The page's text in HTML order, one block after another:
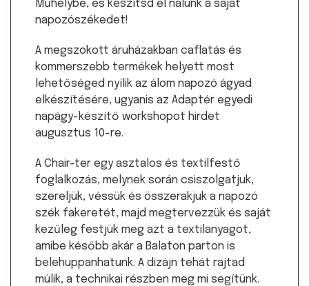
Műhelybe, és készítsd el nálunk a saját
napozószékedet!
A megszokott áruházakban caflatás és
kommerszebb termékek helyett most
lehetőséged nyílik az álom napozó ágyad
elkészítésére, ugyanis az Adaptér egyedi
napágy-készítő workshopot hirdet
augusztus 10-re.
A Chair-ter egy asztalos és textilfestő
foglalkozás, melynek során csiszolgatjuk,
szereljük, véssük és összerakjuk a napozó
szék fakeretét, majd megtervezzük és saját
kezűleg festjük meg azt a textilanyagot,
amibe később akár a Balaton parton is
belehuppanhatunk. A dizájn tehát rajtad
múlik, a technikai részben meg mi segítünk.